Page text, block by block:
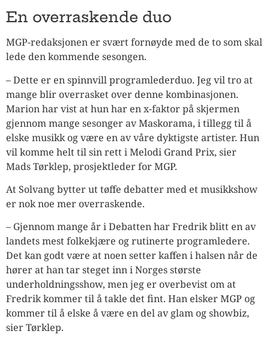
En overraskende duo
MGP-redaksjonen er svært fornøyde med de to som skal
lede den kommende sesongen.
– Dette er en spinnvill programlederduo. Jeg vil tro at
mange blir overrasket over denne kombinasjonen.
Marion har vist at hun har en x-faktor på skjermen
gjennom mange sesonger av Maskorama, i tillegg til å
elske musikk og være en av våre dyktigste artister. Hun
vil komme helt til sin rett i Melodi Grand Prix, sier
Mads Tørklep, prosjektleder for MGP.
At Solvang bytter ut tøffe debatter med et musikkshow
er nok noe mer overraskende.
– Gjennom mange år i Debatten har Fredrik blitt en av
landets mest folkekjære og rutinerte programledere.
Det kan godt være at noen setter kaffen i halsen når de
hører at han tar steget inn i Norges største
underholdningsshow, men jeg er overbevist om at
Fredrik kommer til å takle det fint. Han elsker MGP og
kommer til å elske å være en del av glam og showbiz,
sier Tørklep.